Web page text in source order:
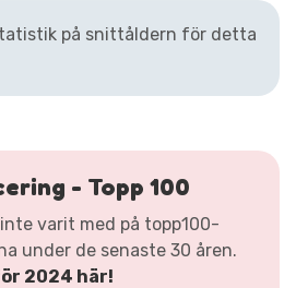
på snittåldern för detta
- Topp 100
varit med på topp100-
under de senaste 30 åren.
2024 här!